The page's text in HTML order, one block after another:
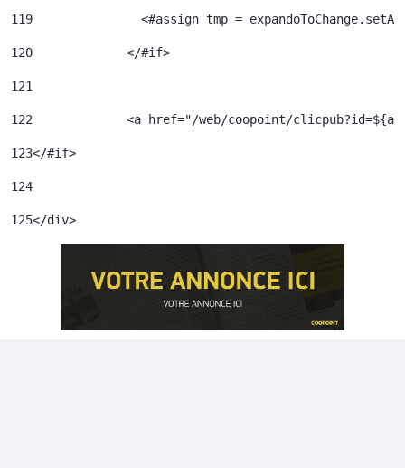
119
120
121
122
<a href="/web/coopoint/
123</#if>
124
125</div>